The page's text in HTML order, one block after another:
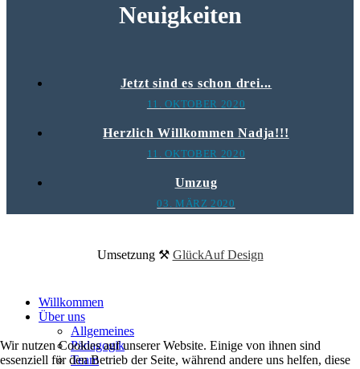
Neuigkeiten
Jetzt sind es schon drei...
11. OKTOBER 2020
Herzlich Willkommen Nadja!!!
11. OKTOBER 2020
Umzug
03. MÄRZ 2020
Umsetzung ⚒ GlückAuf Design
Willkommen
Über uns
Allgemeines
Pädagogik
Team
Wir nutzen Cookies auf unserer Website. Einige von ihnen sind
essenziell für den Betrieb der Seite, während andere uns helfen, diese